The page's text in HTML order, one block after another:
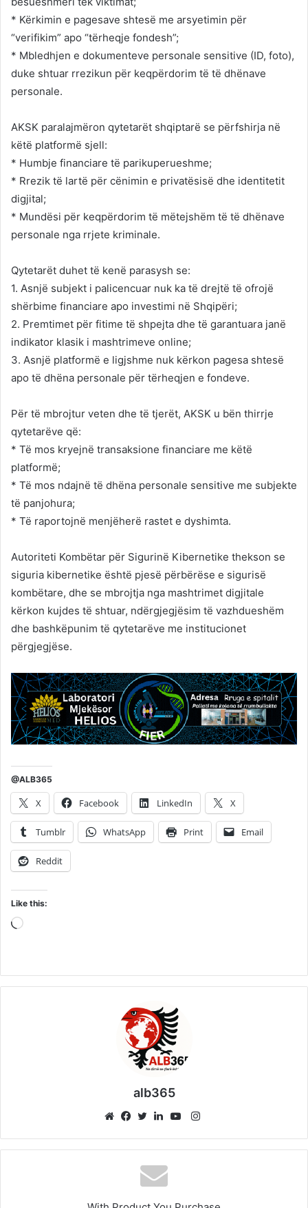
* Kërkimin e pagesave shtesë me arsyetimin për
“verifikim” apo “tërheqje fondesh”;
* Mbledhjen e dokumenteve personale sensitive (ID, foto),
duke shtuar rrezikun për keqpërdorim të të dhënave
personale.
AKSK paralajmëron qytetarët shqiptarë se përfshirja në
këtë platformë sjell:
* Humbje financiare të parikuperueshme;
* Rrezik të lartë për cënimin e privatësisë dhe identitetit
digjital;
* Mundësi për keqpërdorim të mëtejshëm të të dhënave
personale nga rrjete kriminale.
Qytetarët duhet të kenë parasysh se:
1. Asnjë subjekt i palicencuar nuk ka të drejtë të ofrojë
shërbime financiare apo investimi në Shqipëri;
2. Premtimet për fitime të shpejta dhe të garantuara janë
indikator klasik i mashtrimeve online;
3. Asnjë platformë e ligjshme nuk kërkon pagesa shtesë
apo të dhëna personale për tërheqjen e fondeve.
Për të mbrojtur veten dhe të tjerët, AKSK u bën thirrje
qytetarëve që:
* Të mos kryejnë transaksione financiare me këtë
platformë;
* Të mos ndajnë të dhëna personale sensitive me subjekte
të panjohura;
* Të raportojnë menjëherë rastet e dyshimta.
Autoriteti Kombëtar për Sigurinë Kibernetike thekson se
siguria kibernetike është pjesë përbërëse e sigurisë
kombëtare, dhe se mbrojtja nga mashtrimet digjitale
kërkon kujdes të shtuar, ndërgjegjësim të vazhdueshëm
dhe bashkëpunim të qytetarëve me institucionet
përgjegjëse.
@ALB365
X Facebook LinkedIn X
Tumblr WhatsApp Print Email
Reddit
Like this:
Loading…
alb365
Instagram